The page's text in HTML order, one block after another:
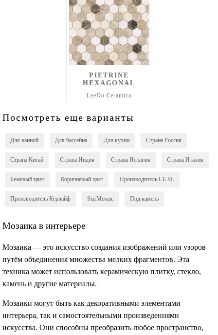
PIETRINE
HEXAGONAL
LeeDo Ceramica
Посмотреть еще варианты
Для ванной Для бассейна Для кухни Страна Россия
Страна Китай Страна Индия Страна Испания Страна Италия
Бежевый цвет Коричневый цвет Производитель CE.SI.
Производитель Керлайф StarMosaic Под камень
Мозаика в интерьере
Мозаика — это искусство создания изображений или узоров
путём объединения множества мелких фрагментов. Эта
техника может использовать керамическую плитку, стекло,
камень и другие материалы.
Мозаики могут быть как декоративными элементами
интерьера, так и самостоятельными произведениями
искусства. Они способны преобразить любое пространство,